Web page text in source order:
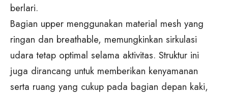
berlari.
Bagian upper menggunakan material mesh yang
ringan dan breathable, memungkinkan sirkulasi
udara tetap optimal selama aktivitas. Struktur ini
juga dirancang untuk memberikan kenyamanan
serta ruang yang cukup pada bagian depan kaki,